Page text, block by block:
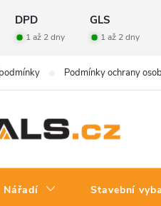
DPD GLS
1 až 2 dny 1 až 2 dny
Podmínky ochrany
Nářadí Stavební